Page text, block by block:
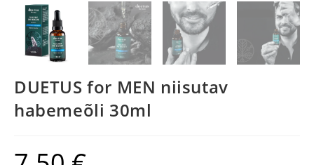
DUETUS for MEN niisutav
habemeõli 30ml